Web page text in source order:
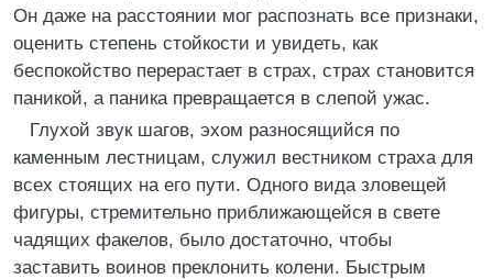
Он даже на расстоянии мог распознать все признаки,
оценить степень стойкости и увидеть, как
беспокойство перерастает в страх, страх становится
паникой, а паника превращается в слепой ужас.
Глухой звук шагов, эхом разносящийся по
каменным лестницам, служил вестником страха для
всех стоящих на его пути. Одного вида зловещей
фигуры, стремительно приближающейся в свете
чадящих факелов, было достаточно, чтобы
заставить воинов преклонить колени. Быстрым